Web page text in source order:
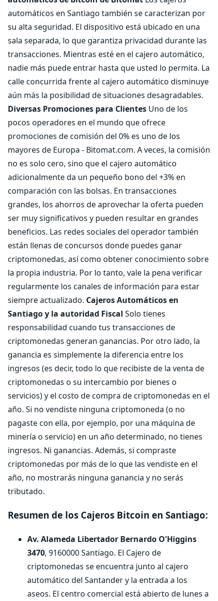
automáticos en Santiago también se caracterizan por
su alta seguridad. El dispositivo está ubicado en una
sala separada, lo que garantiza privacidad durante las
transacciones. Mientras esté en el cajero automático,
nadie más puede entrar hasta que usted lo permita. La
calle concurrida frente al cajero automático disminuye
aún más la posibilidad de situaciones desagradables.
Diversas Promociones para Clientes Uno de los
pocos operadores en el mundo que ofrece
promociones de comisión del 0% es uno de los
mayores de Europa - Bitomat.com. A veces, la comisión
no es solo cero, sino que el cajero automático
adicionalmente da un pequeño bono del +3% en
comparación con las bolsas. En transacciones
grandes, los ahorros de aprovechar la oferta pueden
ser muy significativos y pueden resultar en grandes
beneficios. Las redes sociales del operador también
están llenas de concursos donde puedes ganar
criptomonedas, así como obtener conocimiento sobre
la propia industria. Por lo tanto, vale la pena verificar
regularmente los canales de información para estar
siempre actualizado. Cajeros Automáticos en
Santiago y la autoridad Fiscal Solo tienes
responsabilidad cuando tus transacciones de
criptomonedas generan ganancias. Por otro lado, la
ganancia es simplemente la diferencia entre los
ingresos (es decir, todo lo que recibiste de la venta de
criptomonedas o su intercambio por bienes o
servicios) y el costo de compra de criptomonedas en el
año. Si no vendiste ninguna criptomoneda (o no
pagaste con ella, por ejemplo, por una máquina de
minería o servicio) en un año determinado, no tienes
ingresos. Ni ganancias. Además, si compraste
criptomonedas por más de lo que las vendiste en el
año, no mostrarás ninguna ganancia y no serás
tributado.
Resumen de los Cajeros Bitcoin en Santiago:
Av. Alameda Libertador Bernardo O'Higgins
3470, 9160000 Santiago. El Cajero de
criptomonedas se encuentra junto al cajero
automático del Santander y la entrada a los
aseos. El centro comercial está abierto de lunes a